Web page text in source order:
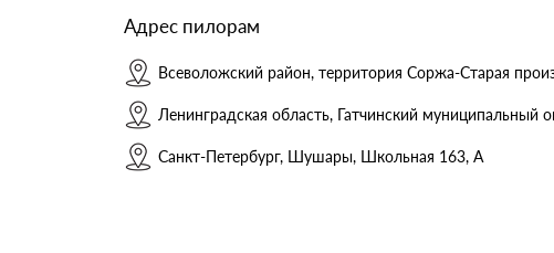
Адрес пилорам
Всеволожский район, территория Соржа-Старая
Ленинградская область, Гатчинский муниципальный
Санкт-Петербург, Шушары, Школьная 163, А